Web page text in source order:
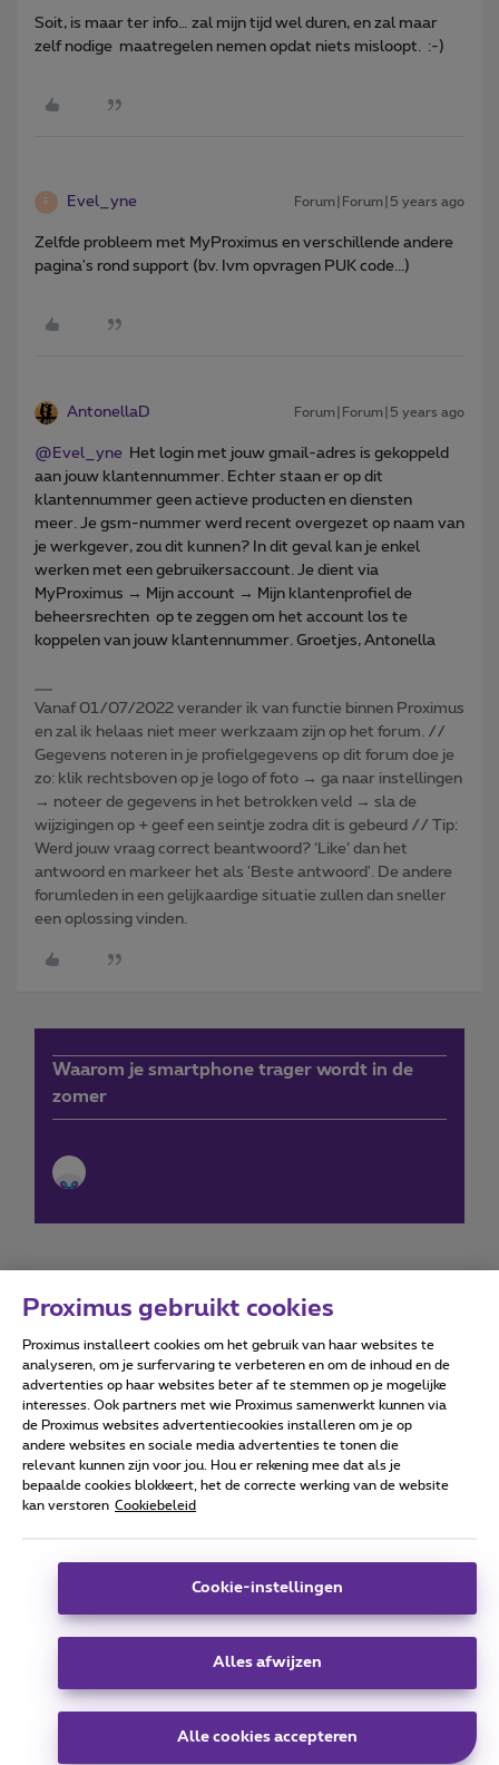
Soit, is maar ter info… zal mijn tijd wel duren, en zal maar
zelf nodige maatregelen nemen opdat niets misloopt. :-)
E Evel_yne Forum|Forum|5 years ago
Zelfde probleem met MyProximus en verschillende andere
pagina's rond support (bv. Ivm opvragen PUK code...)
AntonellaD Forum|Forum|5 years ago
@Evel_yne Het login met jouw gmail-adres is gekoppeld
aan jouw klantennummer. Echter staan er op dit
klantennummer geen actieve producten en diensten
meer. Je gsm-nummer werd recent overgezet op naam van
je werkgever, zou dit kunnen? In dit geval kan je enkel
werken met een gebruikersaccount. Je dient via
MyProximus → Mijn account → Mijn klantenprofiel de
beheersrechten op te zeggen om het account los te
koppelen van jouw klantennummer. Groetjes, Antonella
Vanaf 01/07/2022 verander ik van functie binnen Proximus
en zal ik helaas niet meer werkzaam zijn op het forum. //
Gegevens noteren in je profielgegevens op dit forum doe je
zo: klik rechtsboven op je logo of foto → ga naar instellingen
→ noteer de gegevens in het betrokken veld → sla de
wijzigingen op + geef een seintje zodra dit is gebeurd // Tip:
Werd jouw vraag correct beantwoord? ‘Like’ dan het
antwoord en markeer het als 'Beste antwoord'. De andere
forumleden in een gelijkaardige situatie zullen dan sneller
een oplossing vinden.
Waarom je smartphone trager wordt in de
zomer
Forumvoorwaarden Accessibility statement
Alle rechten voorbehouden. © Proximus
Algemene voorwaarden, consumenteninfo
Deze website is gecreëerd en wordt beheerd conform het
Koning Albert II-laan 27 - B-1030 Brussel.
Carrier & Wholesale Solutions
Telindus
Proximus gebruikt cookies
Proximus installeert cookies om het gebruik van haar websites te
analyseren, om je surfervaring te verbeteren en om de inhoud en de
advertenties op haar websites beter af te stemmen op je mogelijke
interesses. Ook partners met wie Proximus samenwerkt kunnen via
de Proximus websites advertentiecookies installeren om je op
andere websites en sociale media advertenties te tonen die
relevant kunnen zijn voor jou. Hou er rekening mee dat als je
bepaalde cookies blokkeert, het de correcte werking van de website
kan verstoren Cookiebeleid
Cookie-instellingen
Alles afwijzen
Alle cookies accepteren